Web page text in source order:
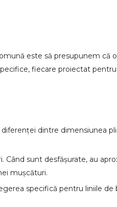
este să presupunem că o
fiecare proiectat
dintre dimensiunea
Când sunt desfășurate, au
mușcături.
specifică pentru liniile de